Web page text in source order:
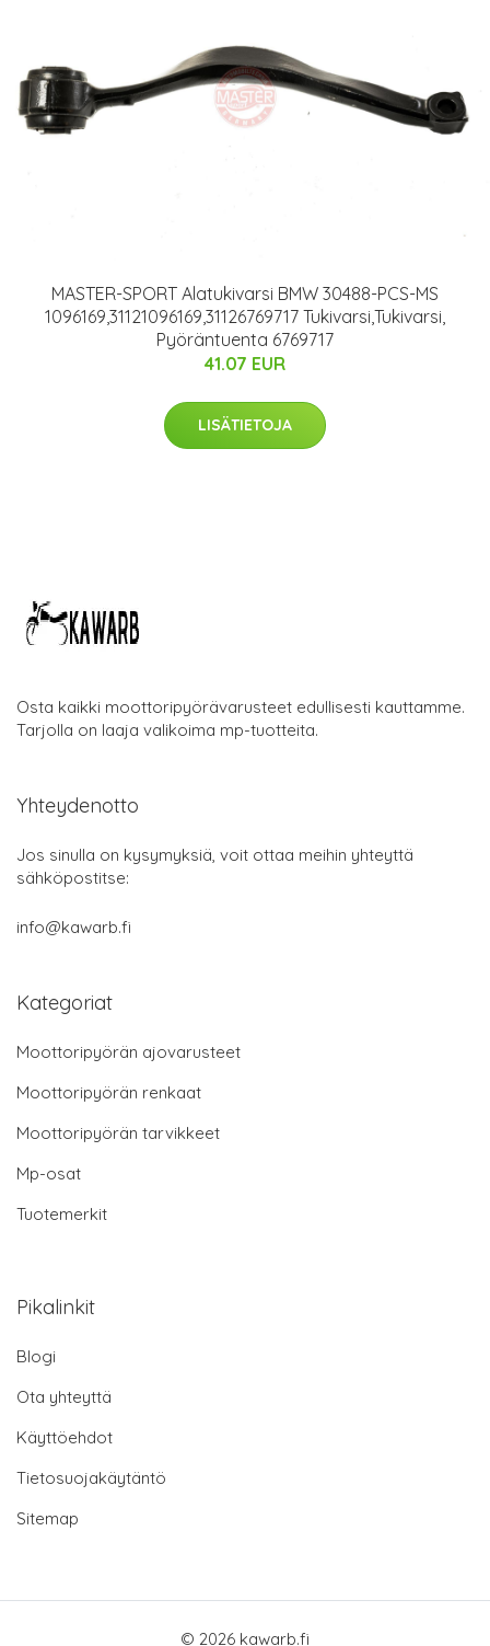
MASTER-SPORT Alatukivarsi BMW 30488-PCS-MS
1096169,31121096169,31126769717 Tukivarsi,Tukivarsi,
Pyöräntuenta 6769717
41.07 EUR
LISÄTIETOJA
Osta kaikki moottoripyörävarusteet edullisesti kauttamme.
Tarjolla on laaja valikoima mp-tuotteita.
Yhteydenotto
Jos sinulla on kysymyksiä, voit ottaa meihin yhteyttä
sähköpostitse:
info@kawarb.fi
Kategoriat
Moottoripyörän ajovarusteet
Moottoripyörän renkaat
Moottoripyörän tarvikkeet
Mp-osat
Tuotemerkit
Pikalinkit
Blogi
Ota yhteyttä
Käyttöehdot
Tietosuojakäytäntö
Sitemap
© 2026 kawarb.fi